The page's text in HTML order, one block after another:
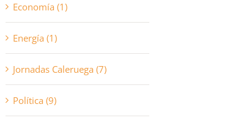
Economía (1)
Energía (1)
Jornadas Caleruega (7)
Política (9)